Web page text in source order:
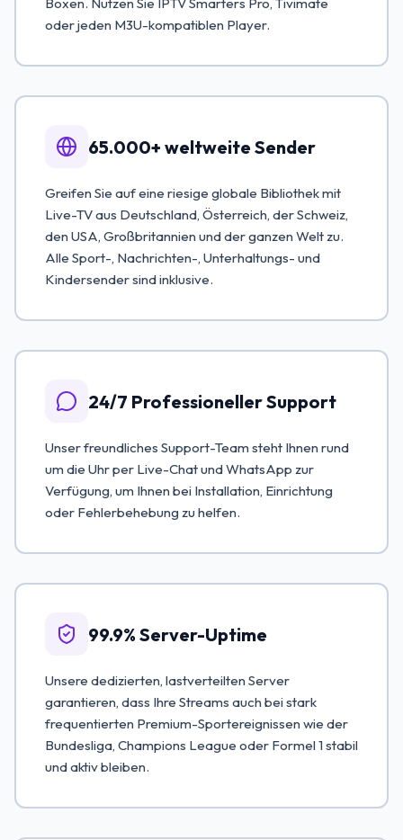
oder jeden M3U-kompatiblen Player.
65.000+ weltweite Sender
Greifen Sie auf eine riesige globale Bibliothek mit
Live-TV aus Deutschland, Österreich, der Schweiz,
den USA, Großbritannien und der ganzen Welt zu.
Alle Sport-, Nachrichten-, Unterhaltungs- und
Kindersender sind inklusive.
24/7 Professioneller Support
Unser freundliches Support-Team steht Ihnen rund
um die Uhr per Live-Chat und WhatsApp zur
Verfügung, um Ihnen bei Installation, Einrichtung
oder Fehlerbehebung zu helfen.
99.9% Server-Uptime
Unsere dedizierten, lastverteilten Server
garantieren, dass Ihre Streams auch bei stark
frequentierten Premium-Sportereignissen wie der
Bundesliga, Champions League oder Formel 1 stabil
und aktiv bleiben.